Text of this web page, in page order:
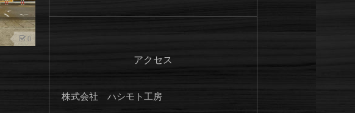
0
アクセス
株式会社 ハシモト工房